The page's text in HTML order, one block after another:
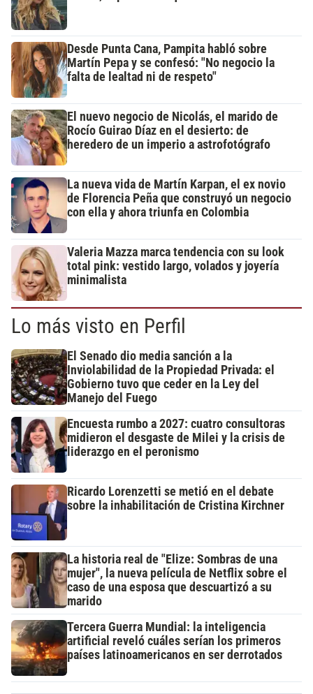
Desde Punta Cana, Pampita habló sobre
Martín Pepa y se confesó: "No negocio la
falta de lealtad ni de respeto"
El nuevo negocio de Nicolás, el marido de
Rocío Guirao Díaz en el desierto: de
heredero de un imperio a astrofotógrafo
La nueva vida de Martín Karpan, el ex novio
de Florencia Peña que construyó un negocio
con ella y ahora triunfa en Colombia
Valeria Mazza marca tendencia con su look
total pink: vestido largo, volados y joyería
minimalista
Lo más visto en Perfil
El Senado dio media sanción a la
Inviolabilidad de la Propiedad Privada: el
Gobierno tuvo que ceder en la Ley del
Manejo del Fuego
Encuesta rumbo a 2027: cuatro consultoras
midieron el desgaste de Milei y la crisis de
liderazgo en el peronismo
Ricardo Lorenzetti se metió en el debate
sobre la inhabilitación de Cristina Kirchner
La historia real de "Elize: Sombras de una
mujer", la nueva película de Netflix sobre el
caso de una esposa que descuartizó a su
marido
Tercera Guerra Mundial: la inteligencia
artificial reveló cuáles serían los primeros
países latinoamericanos en ser derrotados